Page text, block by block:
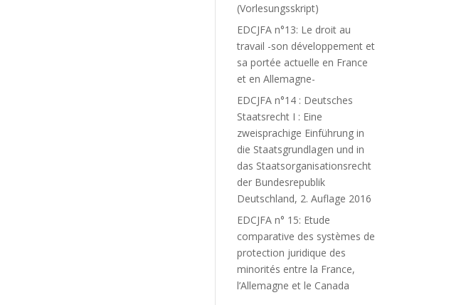
(Vorlesungsskript)
EDCJFA n°13: Le droit au
travail -son développement et
sa portée actuelle en France
et en Allemagne-
EDCJFA n°14 : Deutsches
Staatsrecht I : Eine
zweisprachige Einführung in
die Staatsgrundlagen und in
das Staatsorganisationsrecht
der Bundesrepublik
Deutschland, 2. Auflage 2016
EDCJFA n° 15: Etude
comparative des systèmes de
protection juridique des
minorités entre la France,
l’Allemagne et le Canada